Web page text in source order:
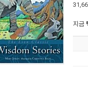
지금